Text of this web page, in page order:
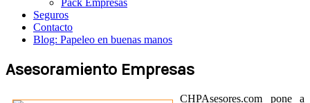
Seguros
Contacto
Blog: Papeleo en buenas manos
Asesoramiento Empresas
CHPAsesores.com pone a